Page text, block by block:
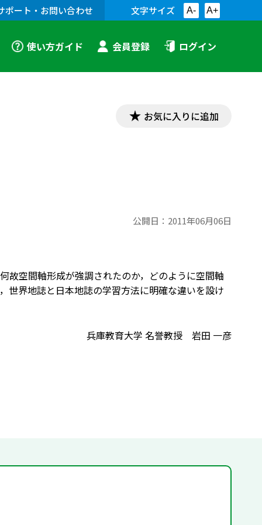
ポート・お問い合わせ 文字サイズ A- A+
使い方ガイド 会員登録 ログイン
お気に入りに追加
公開日： 2011年06月06日
故空間軸形成が強調されたのか，どのように空間軸
世界地誌と日本地誌の学習方法に明確な違いを設け
兵庫教育大学 名誉教授 岩田 一彦